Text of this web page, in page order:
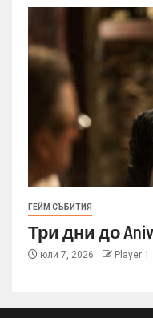
ГЕЙМ СЪБИТИЯ
Три дни до
юли 7, 2026 Player 1